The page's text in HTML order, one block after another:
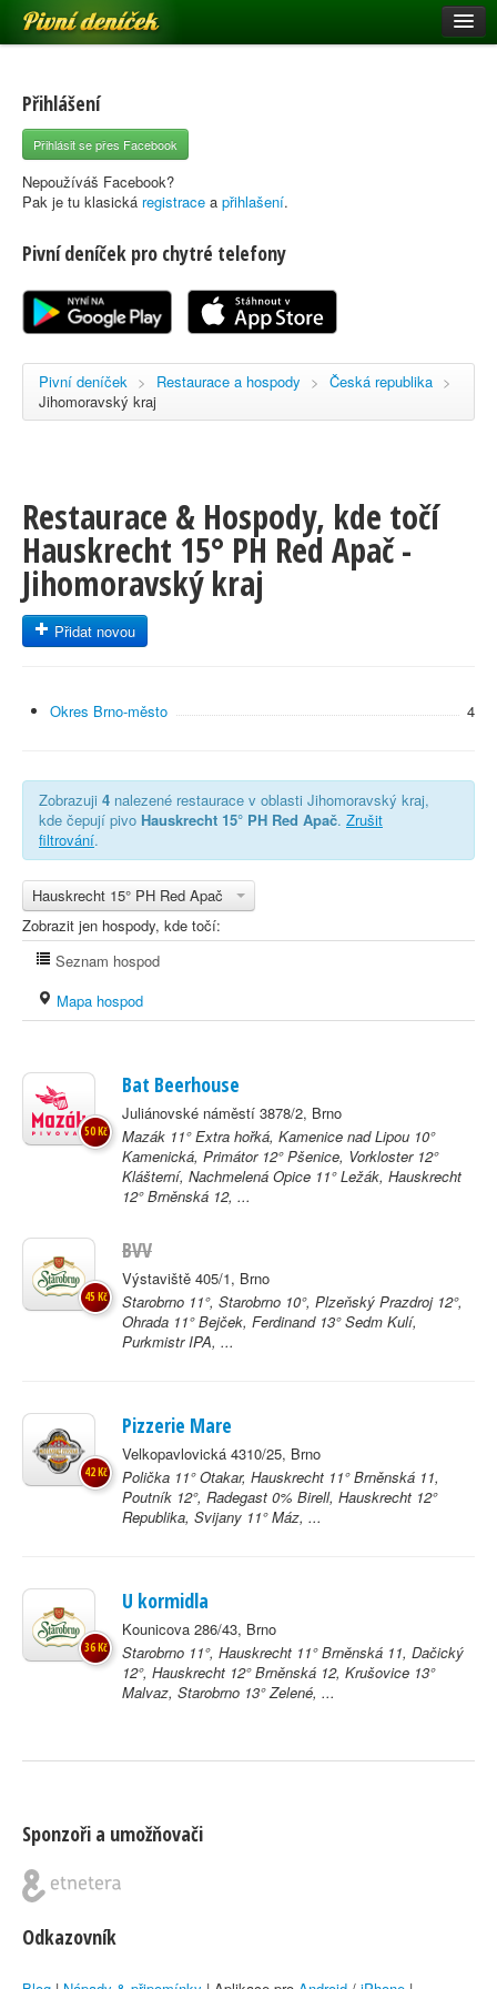
Pivní deníček
Pivní mapa
Pivní značky
Nápověda
Registrace
Přihlášení
Přihlásit se přes Facebook
Nepoužíváš Facebook?
Pak je tu klasická registrace a přihlašení.
Pivní deníček pro chytré telefony
Pivní deníček > Restaurace a hospody > Česká republika >
Jihomoravský kraj
Restaurace & Hospody, kde točí
Hauskrecht 15° PH Red Apač -
Jihomoravský kraj
Přidat novou
Okres Brno-město 4
Zobrazuji 4 nalezené restaurace v oblasti Jihomoravský kraj,
kde čepují pivo Hauskrecht 15° PH Red Apač. Zrušit
filtrování.
Hauskrecht 15° PH Red Apač
Zobrazit jen hospody, kde točí:
Seznam hospod
Mapa hospod
Bat Beerhouse
Juliánovské náměstí 3878/2, Brno
Mazák 11° Extra hořká, Kamenice nad Lipou 10°
Kamenická, Primátor 12° Pšenice, Vorkloster 12°
Klášterní, Nachmelená Opice 11° Ležák, Hauskrecht
12° Brněnská 12, ...
50 Kč
BVV
Výstaviště 405/1, Brno
Starobrno 11°, Starobrno 10°, Plzeňský Prazdroj 12°,
Ohrada 11° Bejček, Ferdinand 13° Sedm Kulí,
Purkmistr IPA, ...
45 Kč
Pizzerie Mare
Velkopavlovická 4310/25, Brno
Polička 11° Otakar, Hauskrecht 11° Brněnská 11,
Poutník 12°, Radegast 0% Birell, Hauskrecht 12°
Republika, Svijany 11° Máz, ...
42 Kč
U kormidla
Kounicova 286/43, Brno
Starobrno 11°, Hauskrecht 11° Brněnská 11, Dačický
12°, Hauskrecht 12° Brněnská 12, Krušovice 13°
Malvaz, Starobrno 13° Zelené, ...
36 Kč
Sponzoři a umožňovači
Odkazovník